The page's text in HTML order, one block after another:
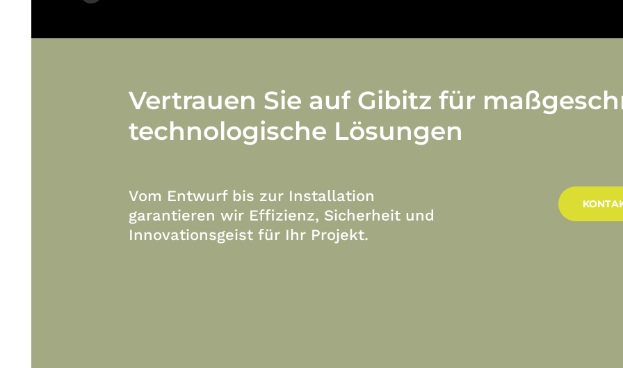
Vertrauen Sie auf Gibitz für
technologische Lösungen
Vom Entwurf bis zur Installation
garantieren wir Effizienz, Sicherheit und
Innovationsgeist für Ihr Projekt.